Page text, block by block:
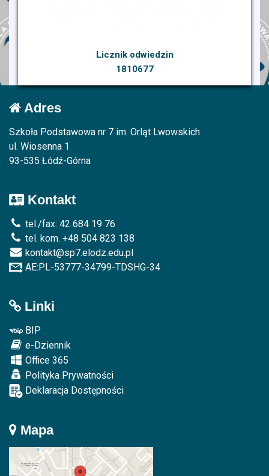
Licznik odwiedzin
1810677
Adres
Szkoła Podstawowa nr 7 im. Orląt Lwowskich
ul. Wiosenna 1
93-535 Łódź-Górna
Kontakt
tel./fax: 42 684 19 76
tel. kom. +48 504 823 138
kontakt@sp7.elodz.edu.pl
AE:PL-53777-34799-TDSHG-34
Linki
BIP
e-Dziennik
Office 365
Polityka Prywatności
Deklaracja Dostępności
Mapa